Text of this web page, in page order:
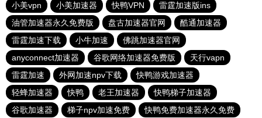
小美vpn
小美加速器 快鸭VPN
雷霆加速版ins
油管加速器永久免费版
盘古加速器官网
酷通加速器
雷霆加速下载
小牛加速
佛跳加速器官网
anyconnect加速器
谷歌网络加速器免费版
天行vapn
雷霆加速
外网加速npv下载
快鸭游戏加速器
轻蜂加速器
快鸭 老王加速器
快鸭梯子加速器
谷歌加速器
梯子npv加速免费 快鸭免费加速器永久免费